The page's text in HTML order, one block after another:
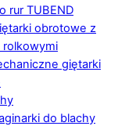
rur TUBEND
obrotowe z
rolkowymi
giętarki
do blachy